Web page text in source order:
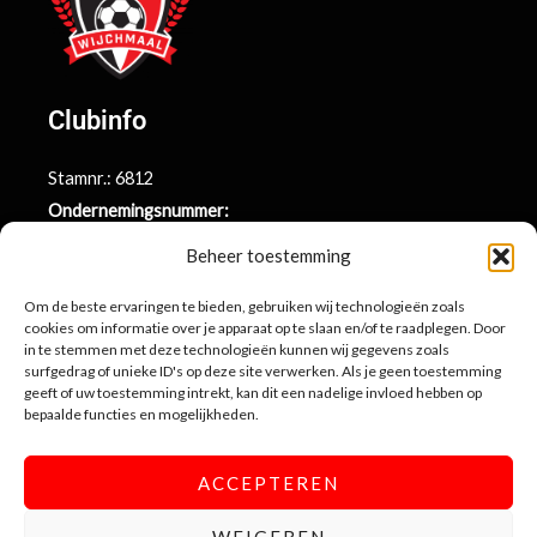
Beheer toestemming
Om de beste ervaringen te bieden, gebruiken wij technologieën zoals
cookies om informatie over je apparaat op te slaan en/of te raadplegen. Door
in te stemmen met deze technologieën kunnen wij gegevens zoals
surfgedrag of unieke ID's op deze site verwerken. Als je geen toestemming
geeft of uw toestemming intrekt, kan dit een nadelige invloed hebben op
bepaalde functies en mogelijkheden.
ACCEPTEREN
Clubinfo
Stamnr.: 6812
Ondernemingsnummer:
BE71 9731 6439 9169
Contactinformatie